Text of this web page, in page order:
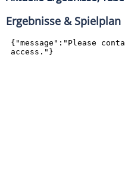
Ergebnisse & Spielplan